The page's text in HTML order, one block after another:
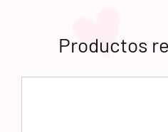
Productos